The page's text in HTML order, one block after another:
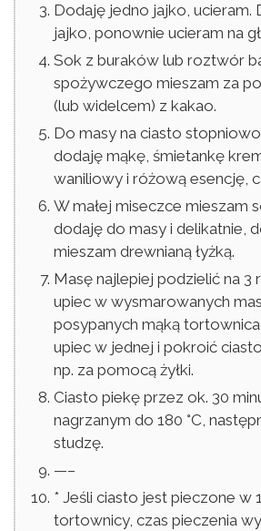
Dodaję jedno jajko, ucieram.
jajko, ponownie ucieram na
Sok z buraków lub roztwór
spożywczego mieszam za
(lub widelcem) z kakao.
Do masy na ciasto
dodaję mąkę, śmietankę
waniliowy i różową esencję,
W małej miseczce mieszam
dodaję do masy i delikatnie,
mieszam drewnianą łyżką.
Masę najlepiej podzielić na 3
upiec w wysmarowanych
posypanych mąką
upiec w jednej i pokroić
np. za pomocą żyłki.
Ciasto piekę przez ok. 30
nagrzanym do 180 °C,
studzę.
—–
* Jeśli ciasto jest pieczone w
tortownicy, czas pieczenia